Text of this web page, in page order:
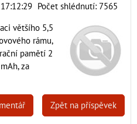
Počet shlédnutí: 7565
většího 5,5
rámu,
pamětí 2
za
Zpět na příspěvek